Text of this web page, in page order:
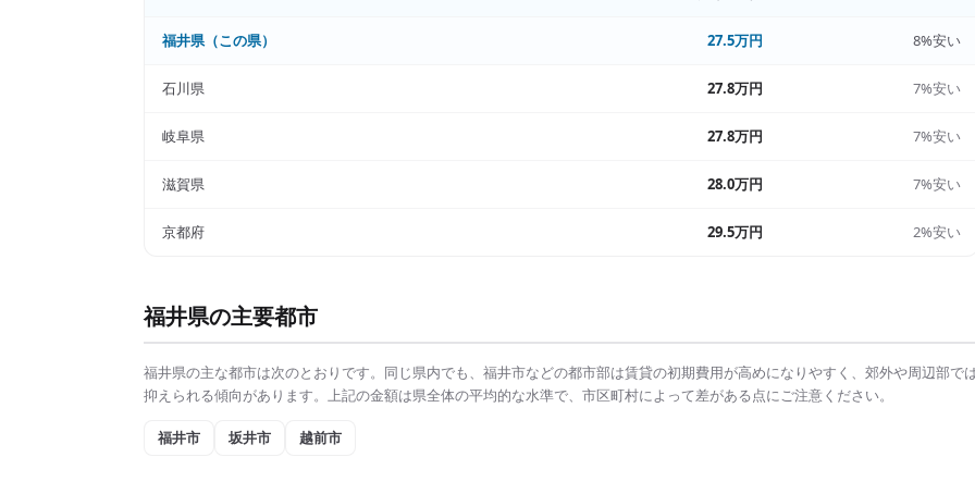
福井県（この県） 27.5万円 8%安い
石川県 27.8万円 7%安い
岐阜県 27.8万円 7%安い
滋賀県 28.0万円 7%安い
京都府 29.5万円 2%安い
福井県の主要都市
福井県の主な都市は次のとおりです。同じ県内でも、 福井市などの都市部は賃貸の初期費用が高めになりやすく、郊外や周辺部で
抑えられる傾向があります。上記の金額は県全体の平均的な水準で、市区町村によって差がある点にご注意ください。
福井市 坂井市 越前市